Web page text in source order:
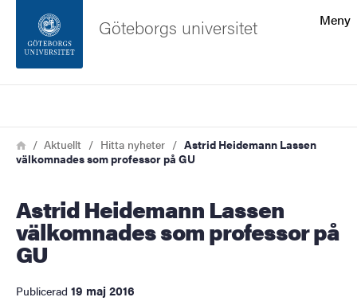
Sidfoten
Om webbplatsen
Meny
Göteborgs universitet
Länkstig
HemAktuellt Hitta nyheter
Astrid Heidemann Lassen
välkomnades som professor på GU
Astrid Heidemann Lassen
välkomnades som professor på
GU
Publicerad 19 maj 2016